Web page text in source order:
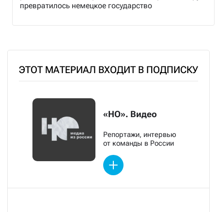
превратилось немецкое государство
ЭТОТ МАТЕРИАЛ ВХОДИТ В ПОДПИСКУ
«НО». Видео
Репортажи, интервью
от команды в России